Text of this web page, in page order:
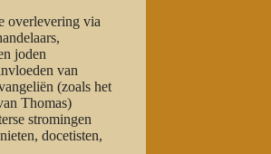
overlevering via
joden
van
(zoals het
Thomas)
stromingen
docetisten,